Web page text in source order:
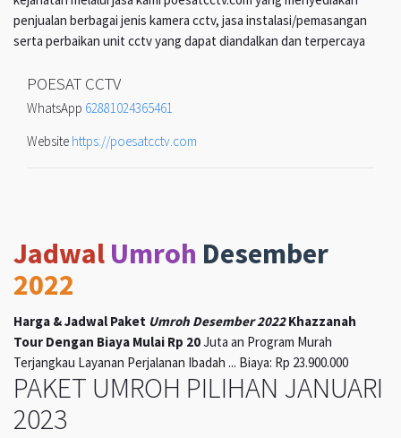
penjualan berbagai jenis kamera cctv, jasa instalasi/pemasangan
serta perbaikan unit cctv yang dapat diandalkan dan terpercaya
POESAT CCTV
WhatsApp 62881024365461
Website https://poesatcctv.com
Jadwal Umroh Desember
2022
Harga & Jadwal Paket Umroh Desember 2022Khazzanah
Tour Dengan Biaya Mulai Rp 20Juta an Program Murah
Terjangkau Layanan Perjalanan Ibadah ... Biaya: Rp 23.900.000
PAKET UMROH PILIHAN JANUARI
2023